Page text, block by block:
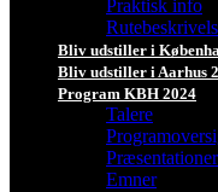
Praktisk info
Bliv udstiller i
Bliv udstiller i Aarhus
Program KBH 2024
Talere
Emner